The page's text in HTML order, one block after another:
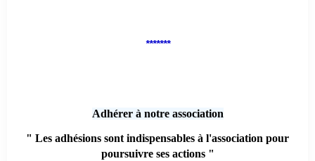
*******
Adhérer à notre association
" Les adhésions sont indispensables à l'association pour
poursuivre ses actions "